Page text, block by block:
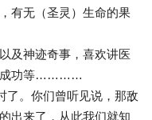
有无（圣灵）生命的果
及神迹奇事，喜欢讲医
成功等…………
了。你们曾听见说，那敌
出来了，从此我们就知